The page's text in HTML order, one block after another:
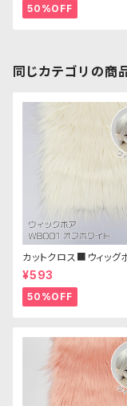
50%OFF
同じカテゴリの商
カットクロス■ウィッグ
m(オフホワイト
地 25cm × 45cm
¥593
50%OFF